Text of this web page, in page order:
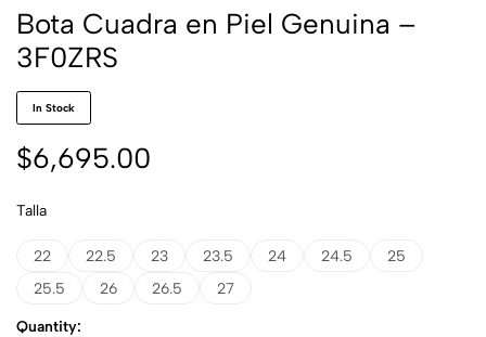
Bota Cuadra en Piel Genuina –
3F0ZRS
In Stock
$6,695.00
Talla
22 22.5 23 23.5 24 24.5
25
25.5
26 26.5 27
Quantity: